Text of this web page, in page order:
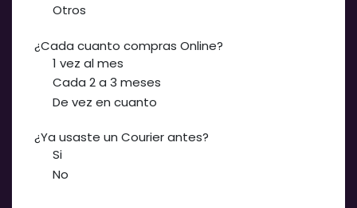
Otros
¿Cada cuanto compras Online?
1 vez al mes
Cada 2 a 3 meses
De vez en cuanto
¿Ya usaste un Courier antes?
Si
No